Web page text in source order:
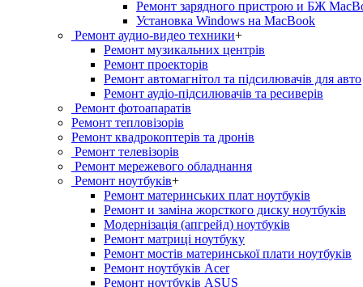
Ремонт зарядного пристрою и БЖ
Установка Windows на MacBook
Ремонт аудио-видео техники+
Ремонт музикальних центрів
Ремонт проекторів
Ремонт автомагнітол та підсилювачів для авто
Ремонт аудіо-підсилювачів та ресиверів
Ремонт фотоапаратів
Ремонт тепловізорів
Ремонт квадрокоптерів та дронів
Ремонт телевізорів
Ремонт мережевого обладнання
Ремонт ноутбуків+
Ремонт материнських плат ноутбуків
Ремонт и заміна жорсткого диску ноутбуків
Модернізація (апгрейд) ноутбуків
Ремонт матриці ноутбуку
Ремонт мостів материнської плати ноутбуків
Ремонт ноутбуків Acer
Ремонт ноутбуків ASUS